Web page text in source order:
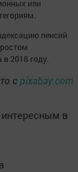
или
пенсий
2018 году.
с pixabay.com
в